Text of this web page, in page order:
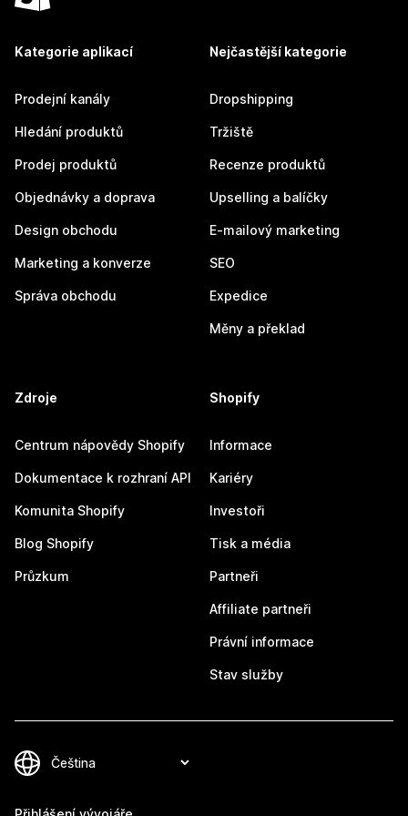
Kategorie aplikací
Prodejní kanály
Hledání produktů
Prodej produktů
Objednávky a doprava
Design obchodu
Marketing a konverze
Správa obchodu
Nejčastější kategorie
Dropshipping
Tržiště
Recenze produktů
Upselling a balíčky
E-mailový marketing
SEO
Expedice
Měny a překlad
Zdroje
Centrum nápovědy Shopify
Dokumentace k rozhraní API
Komunita Shopify
Blog Shopify
Průzkum
Shopify
Informace
Kariéry
Investoři
Tisk a média
Partneři
Affiliate partneři
Právní informace
Stav služby